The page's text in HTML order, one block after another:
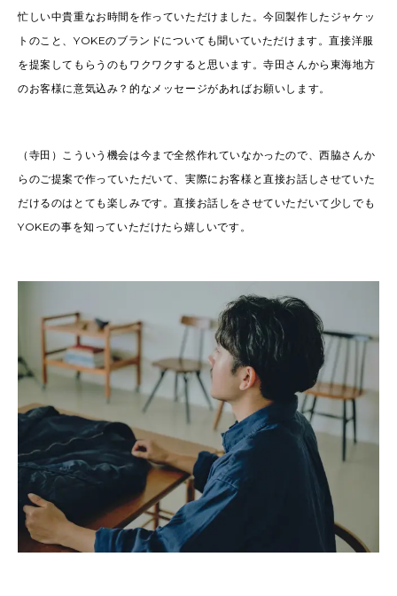
忙しい中貴重なお時間を作っていただけました。今回製作したジャケッ
トのこと、YOKEのブランドについても聞いていただけます。直接洋服
を提案してもらうのもワクワクすると思います。寺田さんから東海地方
のお客様に意気込み？的なメッセージがあればお願いします。
（寺田）こういう機会は今まで全然作れていなかったので、西脇さんか
らのご提案で作っていただいて、実際にお客様と直接お話しさせていた
だけるのはとても楽しみです。直接お話しをさせていただいて少しでも
YOKEの事を知っていただけたら嬉しいです。